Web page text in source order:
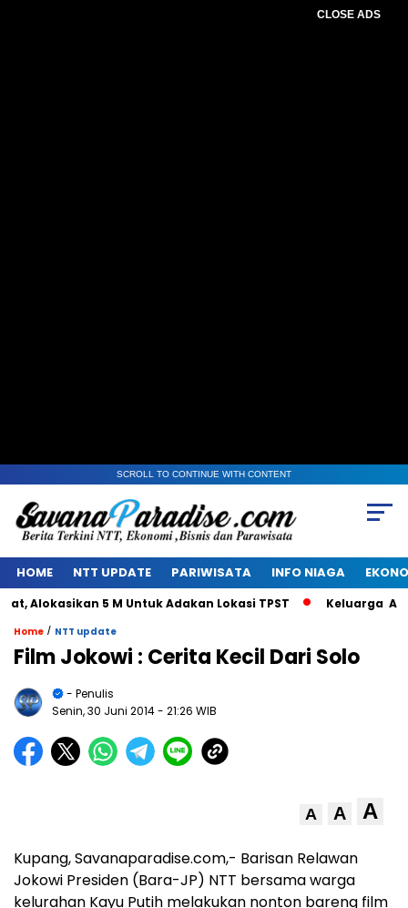
CLOSE ADS
SCROLL TO CONTINUE WITH CONTENT
HOME NTT UPDATE PARIWISATA INFO NIAGA
5 M Untuk Adakan Lokasi TPST Keluarga Alm
Home / NTT update
Film Jokowi : Cerita Kecil Dari Solo
- Penulis
Senin, 30 Juni 2014- 21:26 WIB
A A A
Kupang, Savanaparadise.com,- Barisan Relawan
Jokowi Presiden (Bara-JP) NTT bersama warga
kelurahan Kayu Putih melakukan nonton bareng film